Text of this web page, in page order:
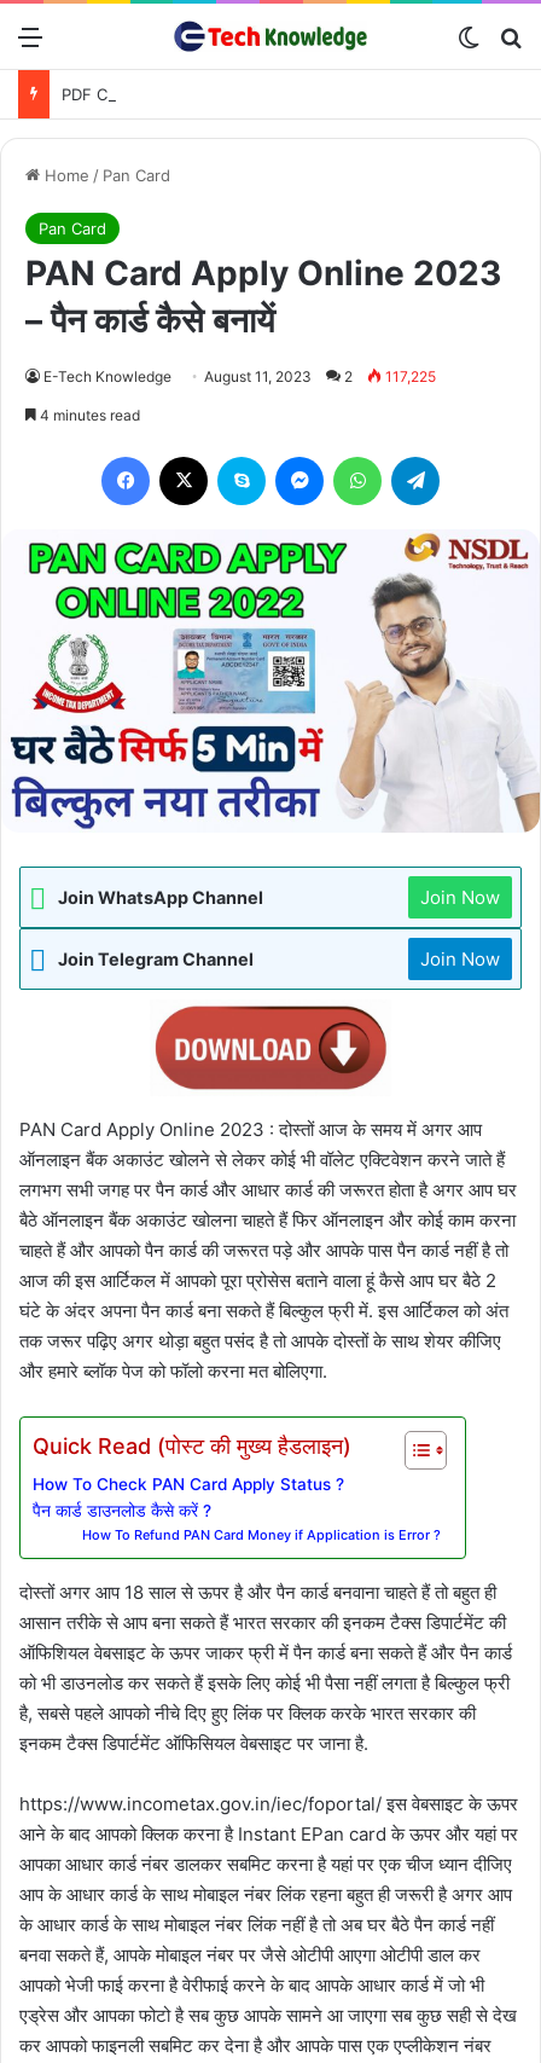
Menu
PDF Converter Tools
Home / Pan Card
Pan Card
PAN Card Apply Online 2023
– पैन कार्ड कैसे बनायें
E-Tech Knowledge August 11, 2023 2 117,225
4 minutes read
Facebook Skype MessengerWhatsApp
Join WhatsApp Channel Join Now
Join Telegram Channel Join Now
PAN Card Apply Online 2023 : दोस्तों आज के समय में अगर आप
ऑनलाइन बैंक अकाउंट खोलने से लेकर कोई भी वॉलेट एक्टिवेशन करने जाते हैं
लगभग सभी जगह पर पैन कार्ड और आधार कार्ड की जरूरत होता है अगर आप घर
बैठे ऑनलाइन बैंक अकाउंट खोलना चाहते हैं फिर ऑनलाइन और कोई काम करना
चाहते हैं और आपको पैन कार्ड की जरूरत पड़े और आपके पास पैन कार्ड नहीं है तो
आज की इस आर्टिकल में आपको पूरा प्रोसेस बताने वाला हूं कैसे आप घर बैठे 2
घंटे के अंदर अपना पैन कार्ड बना सकते हैं बिल्कुल फ्री में. इस आर्टिकल को अंत
तक जरूर पढ़िए अगर थोड़ा बहुत पसंद है तो आपके दोस्तों के साथ शेयर कीजिए
और हमारे ब्लॉक पेज को फॉलो करना मत बोलिएगा.
Quick Read (पोस्ट की मुख्य हैडलाइन)
How To Check PAN Card Apply Status ?
पैन कार्ड डाउनलोड कैसे करें ?
How To Refund PAN Card Money if Application is Error ?
दोस्तों अगर आप 18 साल से ऊपर है और पैन कार्ड बनवाना चाहते हैं तो बहुत ही
आसान तरीके से आप बना सकते हैं भारत सरकार की इनकम टैक्स डिपार्टमेंट की
ऑफिशियल वेबसाइट के ऊपर जाकर फ्री में पैन कार्ड बना सकते हैं और पैन कार्ड
को भी डाउनलोड कर सकते हैं इसके लिए कोई भी पैसा नहीं लगता है बिल्कुल फ्री
है, सबसे पहले आपको नीचे दिए हुए लिंक पर क्लिक करके भारत सरकार की
इनकम टैक्स डिपार्टमेंट ऑफिसियल वेबसाइट पर जाना है.
https://www.incometax.gov.in/iec/foportal/ इस वेबसाइट के ऊपर
आने के बाद आपको क्लिक करना है Instant EPan card के ऊपर और यहां पर
आपका आधार कार्ड नंबर डालकर सबमिट करना है यहां पर एक चीज ध्यान दीजिए
आप के आधार कार्ड के साथ मोबाइल नंबर लिंक रहना बहुत ही जरूरी है अगर आप
के आधार कार्ड के साथ मोबाइल नंबर लिंक नहीं है तो अब घर बैठे पैन कार्ड नहीं
बनवा सकते हैं, आपके मोबाइल नंबर पर जैसे ओटीपी आएगा ओटीपी डाल कर
आपको भेजी फाई करना है वेरीफाई करने के बाद आपके आधार कार्ड में जो भी
एड्रेस और आपका फोटो है सब कुछ आपके सामने आ जाएगा सब कुछ सही से देख
कर आपको फाइनली सबमिट कर देना है और आपके पास एक एप्लीकेशन नंबर